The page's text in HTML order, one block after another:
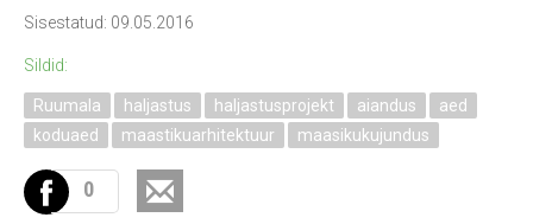
Sisestatud: 09.05.2016
Sildid:
Ruumala haljastus haljastusprojekt aiandus
aed
koduaed
maastikuarhitektuur maasikukujundus
0